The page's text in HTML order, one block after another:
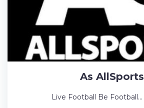
As AllSports
Live Football Be Football...